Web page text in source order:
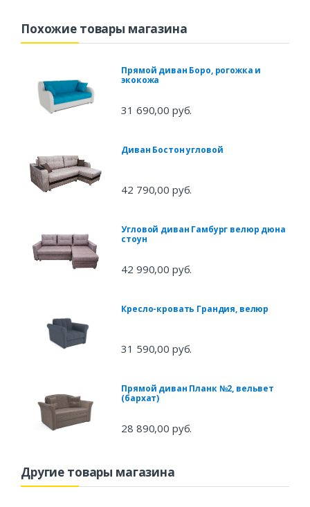
Похожие товары магазина
Прямой диван Боро, рогожка и
экокожа
31 690,00 руб.
Диван Бостон угловой
42 790,00 руб.
Угловой диван Гамбург велюр дюна
стоун
42 990,00 руб.
Кресло-кровать Грандия, велюр
31 590,00 руб.
Прямой диван Планк №2, вельвет
(бархат)
28 890,00 руб.
Другие товары магазина